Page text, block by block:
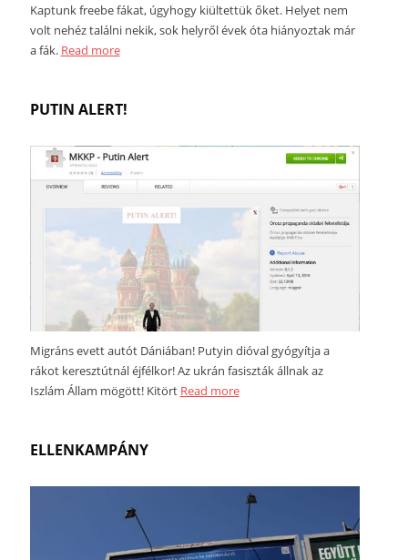
Kaptunk freebe fákat, úgyhogy kiültettük őket. Helyet nem
volt nehéz találni nekik, sok helyről évek óta hiányoztak már
a fák. Read more
PUTIN ALERT!
Migráns evett autót Dániában! Putyin dióval gyógyítja a
rákot keresztútnál éjfélkor! Az ukrán fasiszták állnak az
Iszlám Állam mögött! Kitört Read more
ELLENKAMPÁNY